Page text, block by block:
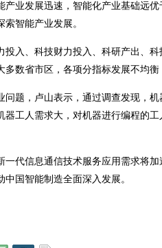
业发展迅速，智能化产业基础远
智能产业发展。
投入、科技财力投入、科研产出、
数省市区，各项分指标发展不均衡
题，卢山表示，通过调查发现，
工人需求大，对机器进行编程的
代信息通信技术服务应用需求将
国智能制造全面深入发展。